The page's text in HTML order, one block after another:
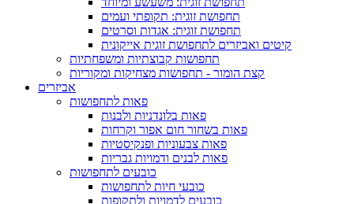
תחפושת זוגית: תקופתי ועמים
תחפושת זוגית: אגדות וסרטים
קיטים ואביזרים לתחפושת זוגית אייקונית
תחפושות קבוצתיות ומשפחתיות
קצת הומור - תחפושות מצחיקות ומקוריות
אביזרים
פאות לתחפושות
פאות בלונדניות ולבנות
פאות בשחור חום אפור וקרחות
פאות צבעוניות ופנקיסטיות
פאות לבנים ודמויות גבריות
כובעים לתחפושות
כובעי חיות לתחפושות
כובעים לדמויות ולתקופות